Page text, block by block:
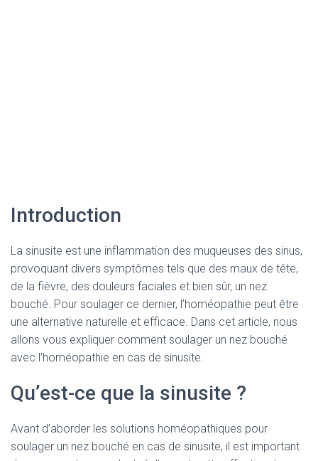
Introduction
La sinusite est une inflammation des muqueuses des sinus,
provoquant divers symptômes tels que des maux de tête,
de la fièvre, des douleurs faciales et bien sûr, un nez
bouché. Pour soulager ce dernier, l’homéopathie peut être
une alternative naturelle et efficace. Dans cet article, nous
allons vous expliquer comment soulager un nez bouché
avec l’homéopathie en cas de sinusite.
Qu’est-ce que la sinusite ?
Avant d’aborder les solutions homéopathiques pour
soulager un nez bouché en cas de sinusite, il est important